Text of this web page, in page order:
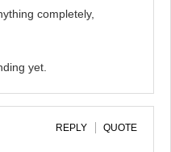
completely,
yet.
REPLY QUOTE